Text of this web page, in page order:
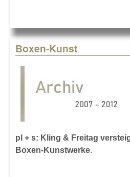
Boxen-Kunst
pl + s: Kling & Freitag
Boxen-Kunstwerke.